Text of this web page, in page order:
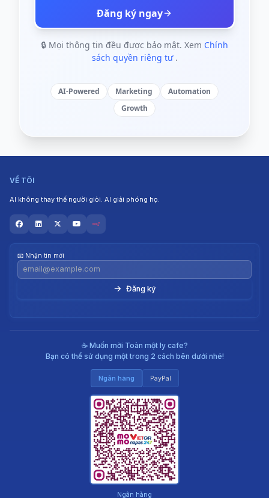
Đăng ký ngay
🔒 Mọi thông tin đều được bảo mật. Xem Chính
sách quyền riêng tư .
AI-Powered Marketing
Automation
Growth
VỀ TÔI
AI không thay thế người giỏi. AI giải phóng họ.
📧 Nhận tin mới
→
☕ Muốn mời Toàn một ly cafe?
Bạn có thể sử dụng một trong 2 cách bên dưới nhé!
Ngân hàng PayPal
Ngân hàng